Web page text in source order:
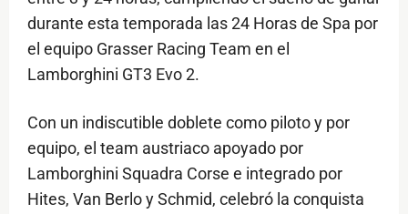
durante esta temporada las 24 Horas de Spa por
el equipo Grasser Racing Team en el
Lamborghini GT3 Evo 2.
Con un indiscutible doblete como piloto y por
equipo, el team austriaco apoyado por
Lamborghini Squadra Corse e integrado por
Hites, Van Berlo y Schmid, celebró la conquista